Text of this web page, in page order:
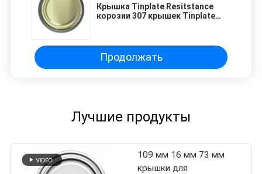
Крышка Tinplate Resitstance
корозии 307 крышек Tinplate
Продолжать
Лучшие продукты
109 мм 16 мм 73 мм
крышки для